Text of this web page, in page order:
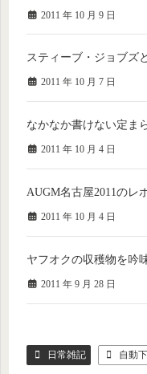
2011 年 10 月 9 日
スティーブ・ジョブズ
2011 年 10 月 7 日
なかなか書けない定ま
2011 年 10 月 4 日
AUGM名古屋2011のレ
2011 年 10 月 4 日
ヤフオクの収穫物を吟
2011 年 9 月 28 日
日常雑記 自動